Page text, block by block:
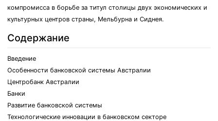
компромисса в борьбе за титул столицы двух экономических и
культурных центров страны, Мельбурна и Сиднея.
Содержание
Введение
Особенности банковской системы Австралии
Центробанк Австралии
Банки
Развитие банковской системы
Технологические инновации в банковском секторе